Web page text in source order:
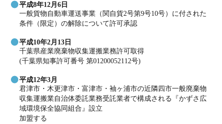
平成8年12月6日
一般貨物自動車運送事業（関自貨2号第9号10号）に付された
条件（限定）の解除について許可承認
平成10年2月13日
千葉県産業廃棄物収集運搬業務許可取得
(千葉県知事許可番号 第01200052112号)
平成12年3月
君津市・木更津市・富津市・袖ヶ浦市の近隣四市一般廃棄物
収集運搬業自治体委託業務受託業者で構成される『かずさ広
域環境保全協同組合』設立
加盟する